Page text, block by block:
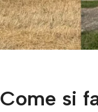
Come si